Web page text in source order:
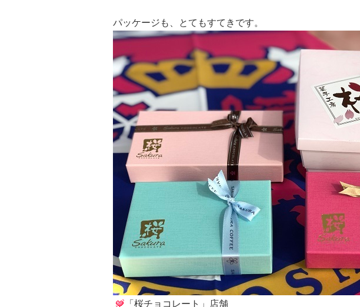
パッケージも、とてもすてきです。
「桜チョコレート」店舗